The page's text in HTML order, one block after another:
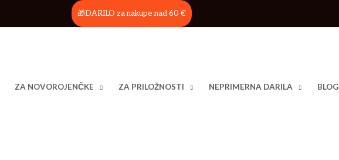
🎁DARILO za nakupe nad 60 €
ZA NOVOROJENČKE ZA PRILOŽNOSTI NEPRIMERNA DARILA BLOG